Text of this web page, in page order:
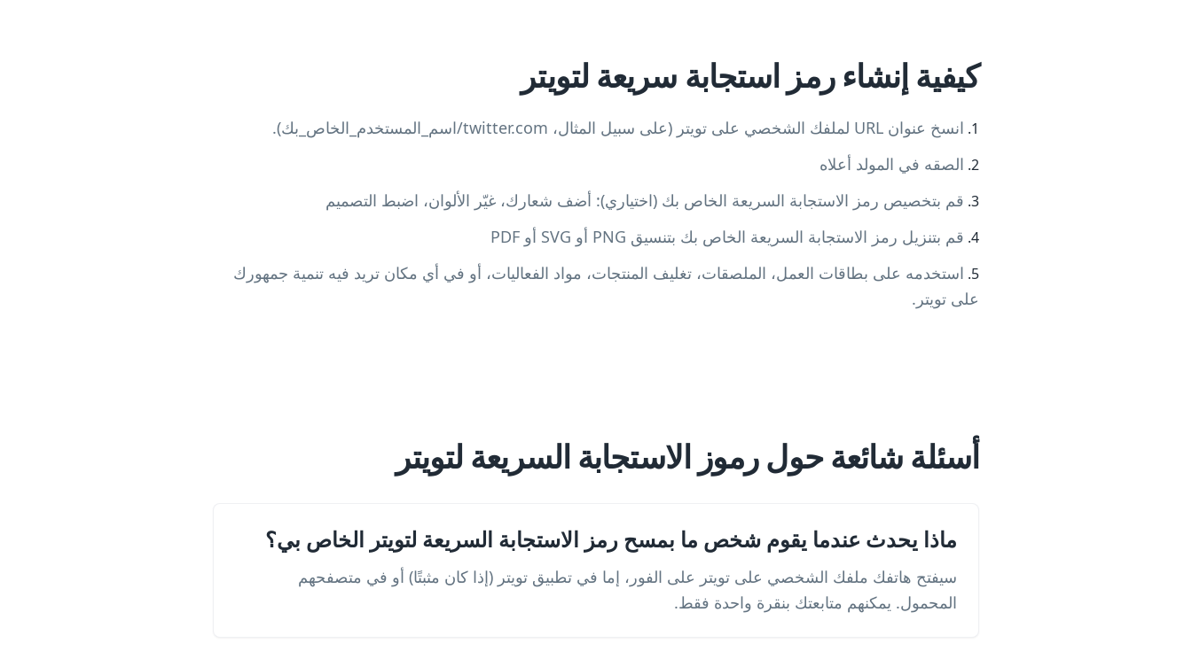
كيفية إنشاء رمز استجابة سريعة لتويتر
انسخ عنوان URL لملفك الشخصي على تويتر (على سبيل المثال، twitter.com/اسم_المستخدم_الخاص_بك).
الصقه في المولد أعلاه
قم بتخصيص رمز الاستجابة السريعة الخاص بك (اختياري): أضف شعارك، غيّر الألوان، اضبط التصميم
قم بتنزيل رمز الاستجابة السريعة الخاص بك بتنسيق PNG أو SVG أو PDF
استخدمه على بطاقات العمل، الملصقات، تغليف المنتجات، مواد الفعاليات، أو في أي مكان تريد فيه تنمية جمهورك
على تويتر.
أسئلة شائعة حول رموز الاستجابة السريعة لتويتر
ماذا يحدث عندما يقوم شخص ما بمسح رمز الاستجابة السريعة لتويتر الخاص بي؟
سيفتح هاتفك ملفك الشخصي على تويتر على الفور، إما في تطبيق تويتر (إذا كان مثبتًا) أو في متصفحهم
المحمول. يمكنهم متابعتك بنقرة واحدة فقط.